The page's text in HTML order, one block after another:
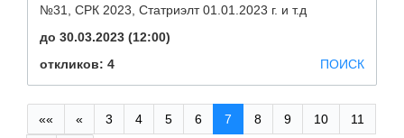
№31, СРК 2023, Статриэлт 01.01.2023 г. и т.д
до 30.03.2023 (12:00)
откликов: 4
ПОИСК
«« « 3 4 5 6 7 8 9 10 11